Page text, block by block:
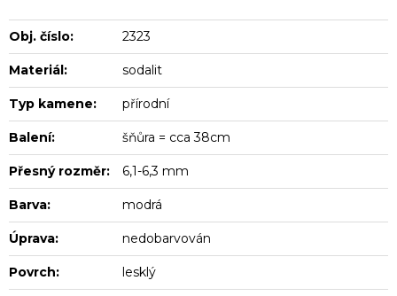
Obj. číslo: 2323
Materiál: sodalit
Typ kamene: přírodní
Balení: šňůra = cca 38cm
Přesný rozměr: 6,1-6,3 mm
Barva: modrá
Úprava: nedobarvován
Povrch: lesklý